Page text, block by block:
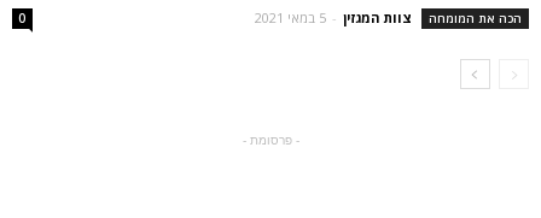
הכה את המומחה צוות המגזין - 5 במאי 2021 0
- פרסומת -